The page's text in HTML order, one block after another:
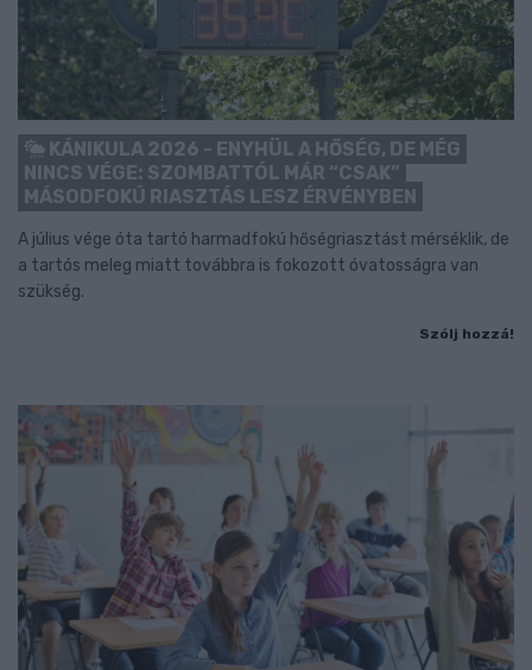
KÁNIKULA 2026 - ENYHÜL A HŐSÉG, DE MÉG
NINCS VÉGE: SZOMBATTÓL MÁR “CSAK”
MÁSODFOKÚ RIASZTÁS LESZ ÉRVÉNYBEN
A július vége óta tartó harmadfokú hőségriasztást mérséklik, de
a tartós meleg miatt továbbra is fokozott óvatosságra van
szükség.
Szólj hozzá!